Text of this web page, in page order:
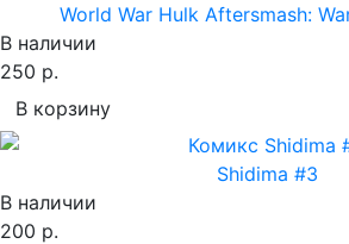
World War Hulk Aftersmash:
В наличии
250 р.
В корзину
Shidima #3
В наличии
200 р.